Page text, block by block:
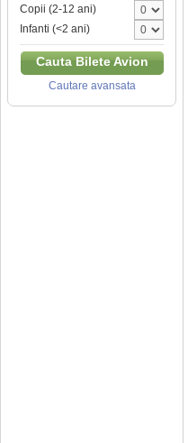
Copii (2-12 ani)
Infanti (<2 ani)
Cauta Bilete Avion
Cautare avansata